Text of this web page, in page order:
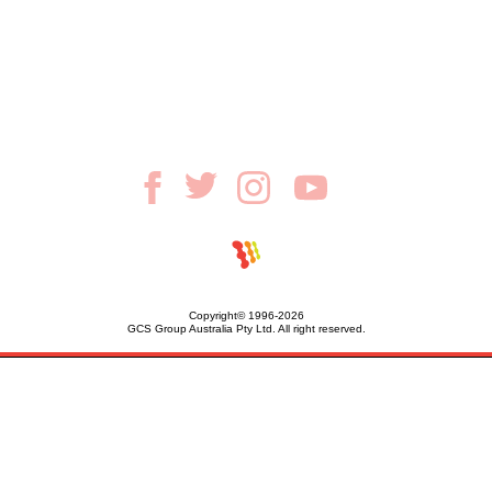
Copyright© 1996-2026
GCS Group Australia Pty Ltd. All right reserved.